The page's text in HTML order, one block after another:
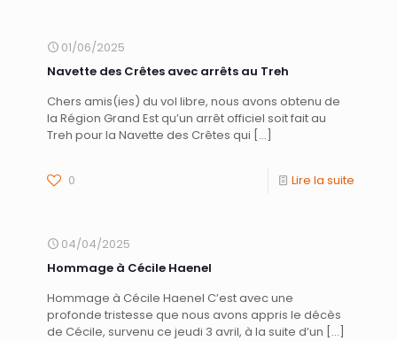
01/06/2025
Navette des Crêtes avec arrêts au Treh
Chers amis(ies) du vol libre, nous avons obtenu de
la Région Grand Est qu’un arrêt officiel soit fait au
Treh pour la Navette des Crêtes qui […]
0 Lire la suite
04/04/2025
Hommage à Cécile Haenel
Hommage à Cécile Haenel C’est avec une
profonde tristesse que nous avons appris le décès
de Cécile, survenu ce jeudi 3 avril, à la suite d’un […]